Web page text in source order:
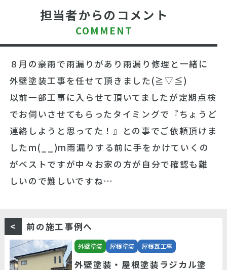
担当者からのコメント
COMMENT
８月の豪雨で雨漏りがあり雨漏り修理と一緒に
外壁塗装工事を任せて頂きました(≧▽≦)
以前一部工事に入らせて頂いてましたが定期点検
でお伺いさせてもらったタイミングで『ちょうど
連絡しようと思ってた！』との事でご依頼頂けま
したm(__)m雨漏りする前に手をかけていくの
がベストですが中々お家の方が自分で確認も難
しいので難しいですね…
前の施工事例へ
外壁塗装 屋根塗装 屋根瓦工事
外壁塗装・屋根塗装ラジカル塗